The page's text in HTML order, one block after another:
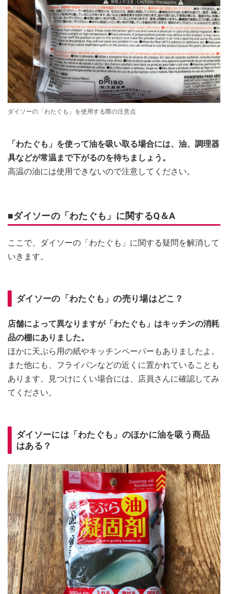
ダイソーの「わたぐも」を使用する際の注意点
「わたぐも」を使って油を吸い取る場合には、油、調理器
具などが常温まで下がるのを待ちましょう。
高温の油には使用できないので注意してください。
■ダイソーの「わたぐも」に関するQ＆A
ここで、ダイソーの「わたぐも」に関する疑問を解消して
いきます。
ダイソーの「わたぐも」の売り場はどこ？
店舗によって異なりますが「わたぐも」はキッチンの消耗
品の棚にありました。
ほかに天ぷら用の紙やキッチンペーパーもありましたよ。
また他にも、フライパンなどの近くに置かれていることも
あります。見つけにくい場合には、店員さんに確認してみ
てください。
ダイソーには「わたぐも」のほかに油を吸う商品
はある？